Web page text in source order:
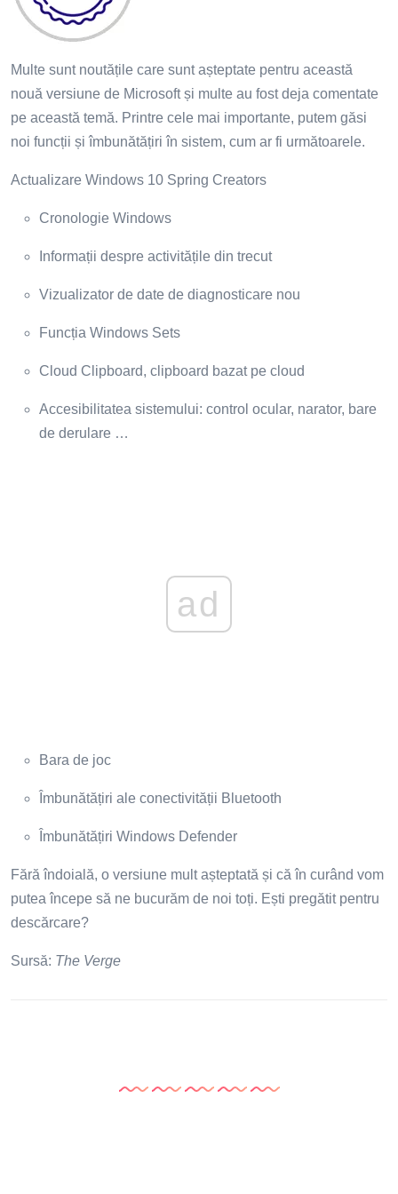
Multe sunt noutățile care sunt așteptate pentru această
nouă versiune de Microsoft și multe au fost deja comentate
pe această temă. Printre cele mai importante, putem găsi
noi funcții și îmbunătățiri în sistem, cum ar fi următoarele.
Actualizare Windows 10 Spring Creators
Cronologie Windows
Informații despre activitățile din trecut
Vizualizator de date de diagnosticare nou
Funcția Windows Sets
Cloud Clipboard, clipboard bazat pe cloud
Accesibilitatea sistemului: control ocular, narator, bare
de derulare …
ad
Bara de joc
Îmbunătățiri ale conectivității Bluetooth
Îmbunătățiri Windows Defender
Fără îndoială, o versiune mult așteptată și că în curând vom
putea începe să ne bucurăm de noi toți. Ești pregătit pentru
descărcare?
Sursă: The Verge